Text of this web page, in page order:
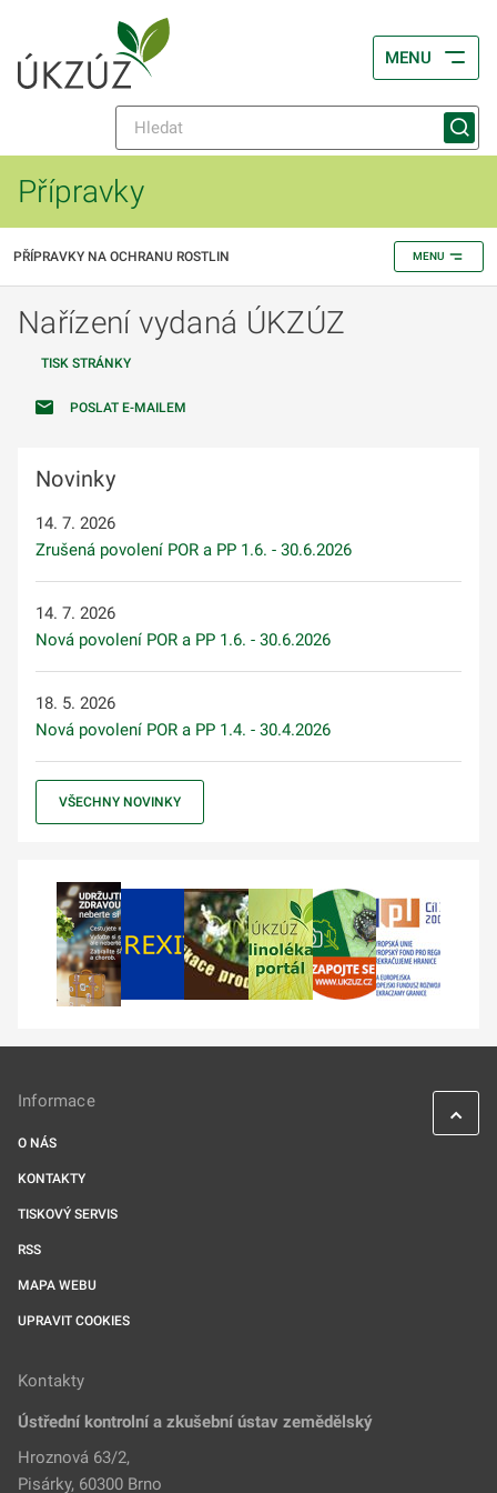
MENU
Přípravky
PŘÍPRAVKY NA OCHRANU ROSTLIN MENU
Nařízení vydaná ÚKZÚZ
TISK STRÁNKY
POSLAT E-MAILEM
Novinky
14. 7. 2026
Zrušená povolení POR a PP 1.6. - 30.6.2026
14. 7. 2026
Nová povolení POR a PP 1.6. - 30.6.2026
18. 5. 2026
Nová povolení POR a PP 1.4. - 30.4.2026
VŠECHNY NOVINKY
Informace
O NÁS
KONTAKTY
TISKOVÝ SERVIS
RSS
MAPA WEBU
UPRAVIT COOKIES
Kontakty
Ústřední kontrolní a zkušební ústav zemědělský
Hroznová 63/2,
Pisárky, 60300 Brno